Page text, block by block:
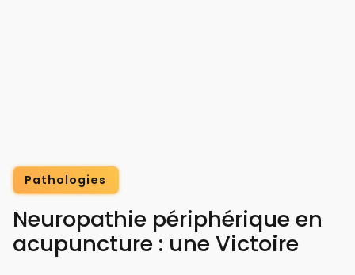
Pathologies
Neuropathie périphérique en
acupuncture : une Victoire